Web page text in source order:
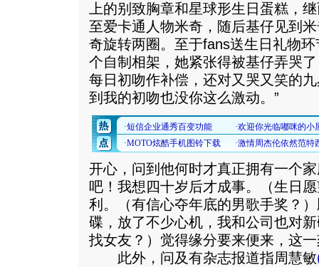
上的别致胸章和星球形生日蛋糕，
至爱卡通人物米奇，随后基仔见到
奇旋转两圈。至于fans送生日礼物
个自制相架，她紧张得被基仔弄哭
每日初吻作补偿，还对又哭又笑的
到我的初吻也没你这么激动。 ”
开心，问到他何时才真正拥有一个
吧！我想四十岁后才成事。（生日
利。（有信心夺年底的男歌手奖？
碟，放了不少心机，我和公司也对
找女友？）觉得缘分要来便来，这
此外，问及有杂志报道指周慧敏